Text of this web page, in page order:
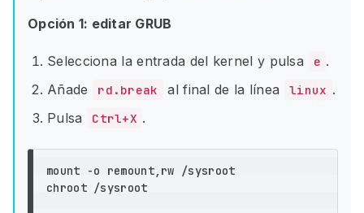
Opción 1: editar GRUB
Selecciona la entrada del kernel y pulsa e .
Añade
rd.break al final de la línea linux .
Pulsa
Ctrl+X .
mount -o
chroot /sysroot